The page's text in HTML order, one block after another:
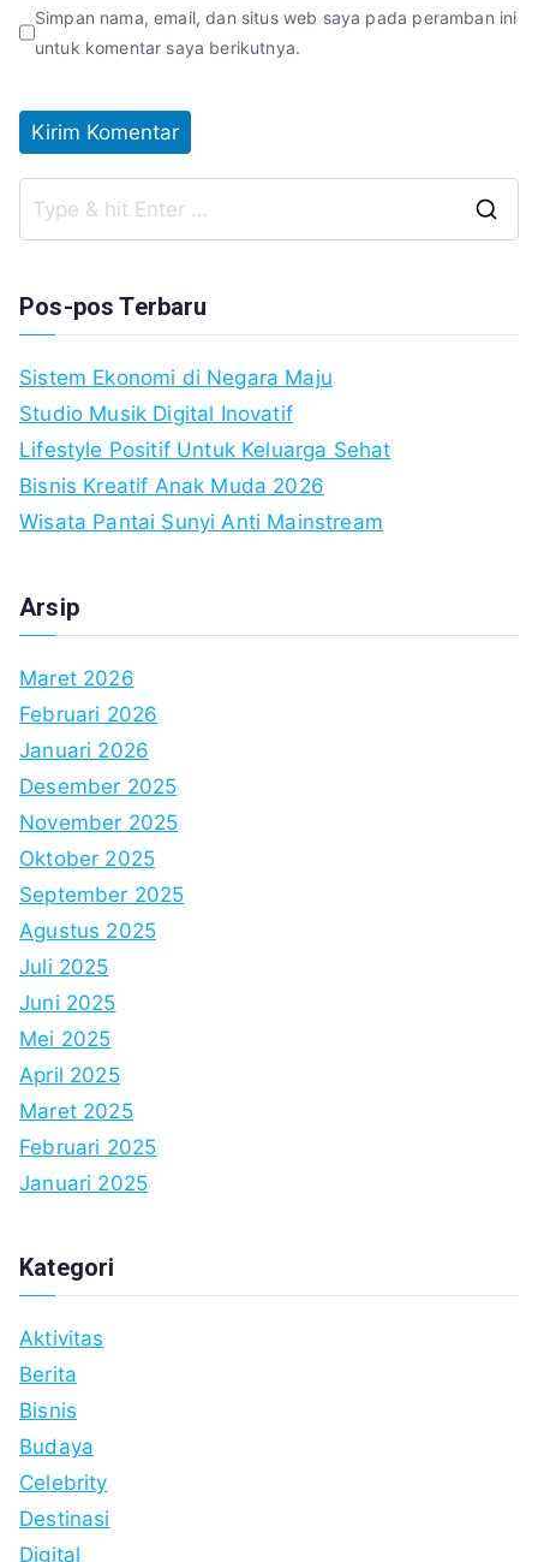
Simpan nama, email, dan situs web saya pada peramban ini
untuk komentar saya berikutnya.
Pos-pos Terbaru
Sistem Ekonomi di Negara Maju
Studio Musik Digital Inovatif
Lifestyle Positif Untuk Keluarga Sehat
Bisnis Kreatif Anak Muda 2026
Wisata Pantai Sunyi Anti Mainstream
Arsip
Maret 2026
Februari 2026
Januari 2026
Desember 2025
November 2025
Oktober 2025
September 2025
Agustus 2025
Juli 2025
Juni 2025
Mei 2025
April 2025
Maret 2025
Februari 2025
Januari 2025
Kategori
Aktivitas
Berita
Bisnis
Budaya
Celebrity
Destinasi
Digital